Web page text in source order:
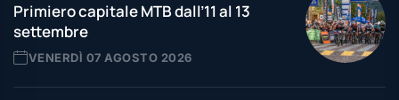
Primiero capitale MTB dall’11 al 13
settembre
VENERDÌ 07 AGOSTO 2026